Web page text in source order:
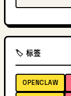
🏷️ 标签
OPENCLAW